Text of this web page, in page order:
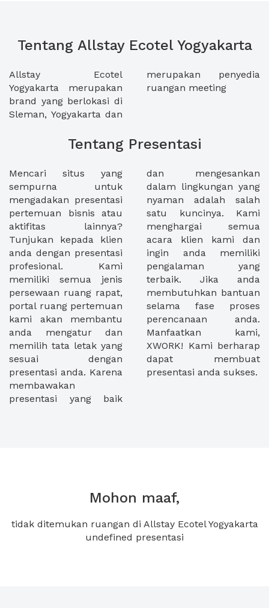
Tentang Allstay Ecotel Yogyakarta
Allstay Ecotel
Yogyakarta merupakan
brand yang berlokasi di
Sleman, Yogyakarta dan
merupakan penyedia
ruangan meeting
Tentang Presentasi
Mencari situs yang
sempurna untuk
mengadakan presentasi
pertemuan bisnis atau
aktifitas lainnya?
Tunjukan kepada klien
anda dengan presentasi
profesional. Kami
memiliki semua jenis
persewaan ruang rapat,
portal ruang pertemuan
kami akan membantu
anda mengatur dan
memilih tata letak yang
sesuai dengan
presentasi anda. Karena
membawakan
presentasi yang baik
dan mengesankan
dalam lingkungan yang
nyaman adalah salah
satu kuncinya. Kami
menghargai semua
acara klien kami dan
ingin anda memiliki
pengalaman yang
terbaik. Jika anda
membutuhkan bantuan
selama fase proses
perencanaan anda.
Manfaatkan kami,
XWORK! Kami berharap
dapat membuat
presentasi anda sukses.
Mohon maaf,
tidak ditemukan ruangan di Allstay Ecotel Yogyakarta
undefined presentasi